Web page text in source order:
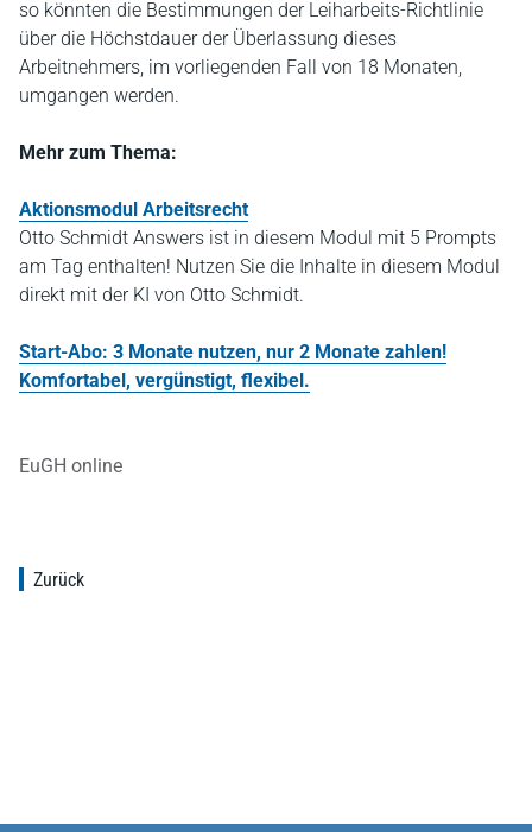
so könnten die Bestimmungen der Leiharbeits-Richtlinie
über die Höchstdauer der Überlassung dieses
Arbeitnehmers, im vorliegenden Fall von 18 Monaten,
umgangen werden.
Mehr zum Thema:
Aktionsmodul Arbeitsrecht
Otto Schmidt Answers ist in diesem Modul mit 5 Prompts
am Tag enthalten! Nutzen Sie die Inhalte in diesem Modul
direkt mit der KI von Otto Schmidt.
Start-Abo: 3 Monate nutzen, nur 2 Monate zahlen!
Komfortabel, vergünstigt, flexibel.
EuGH online
Zurück